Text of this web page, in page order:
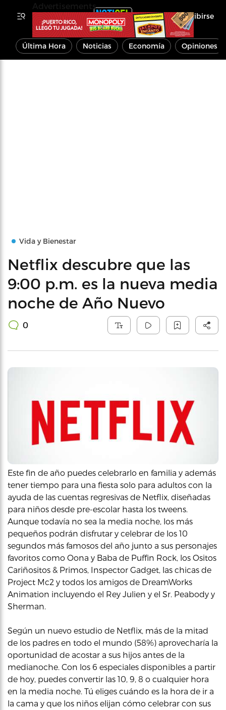
Inscribirse
Última Hora Noticias Economía Opiniones
Vida y Bienestar
Netflix descubre que las
9:00 p.m. es la nueva media
noche de Año Nuevo
0
Este fin de año puedes celebrarlo en familia y además
tener tiempo para una fiesta solo para adultos con la
ayuda de las cuentas regresivas de Netflix, diseñadas
para niños desde pre-escolar hasta los tweens.
Aunque todavía no sea la media noche, los más
pequeños podrán disfrutar y celebrar de los 10
segundos más famosos del año junto a sus personajes
favoritos como Oona y Baba de Puffin Rock, los Ositos
Cariñositos & Primos, Inspector Gadget, las chicas de
Project Mc2 y todos los amigos de DreamWorks
Animation incluyendo el Rey Julien y el Sr. Peabody y
Sherman.
Según un nuevo estudio de Netflix, más de la mitad
de los padres en todo el mundo (58%) aprovecharía la
oportunidad de acostar a sus hijos antes de la
medianoche. Con los 6 especiales disponibles a partir
de hoy, puedes convertir las 10, 9, 8 o cualquier hora
en la media noche. Tú eliges cuándo es la hora de ir a
la cama y que los niños elijan cómo celebrar con sus
Advertisements